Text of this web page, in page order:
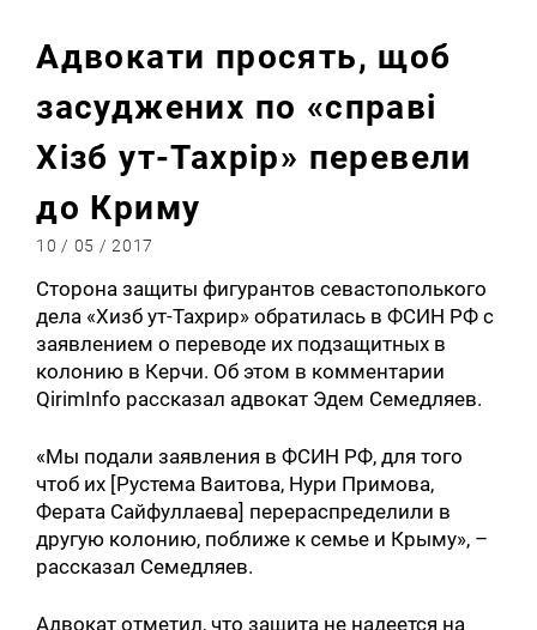
Адвокати просять, щоб
засуджених по «справі
Хізб ут-Тахрір» перевели
до Криму
10 / 05 / 2017
Сторона защиты фигурантов севастополького
дела «Хизб ут-Тахрир» обратилась в ФСИН РФ с
заявлением о переводе их подзащитных в
колонию в Керчи. Об этом в комментарии
QirimInfo рассказал адвокат Эдем Семедляев.
«Мы подали заявления в ФСИН РФ, для того
чтоб их [Рустема Ваитова, Нури Примова,
Ферата Сайфуллаева] перераспределили в
другую колонию, поближе к семье и Крыму», –
рассказал Семедляев.
Адвокат отметил, что защита не надеется на